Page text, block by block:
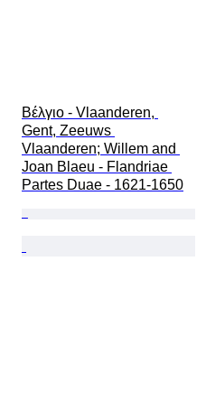
Βέλγιο - Vlaanderen,
Gent, Zeeuws
Vlaanderen; Willem and
Joan Blaeu - Flandriae
Partes Duae - 1621-1650